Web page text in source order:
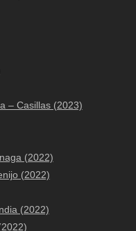
– Casillas (2023)
(2022)
(2022)
(2022)